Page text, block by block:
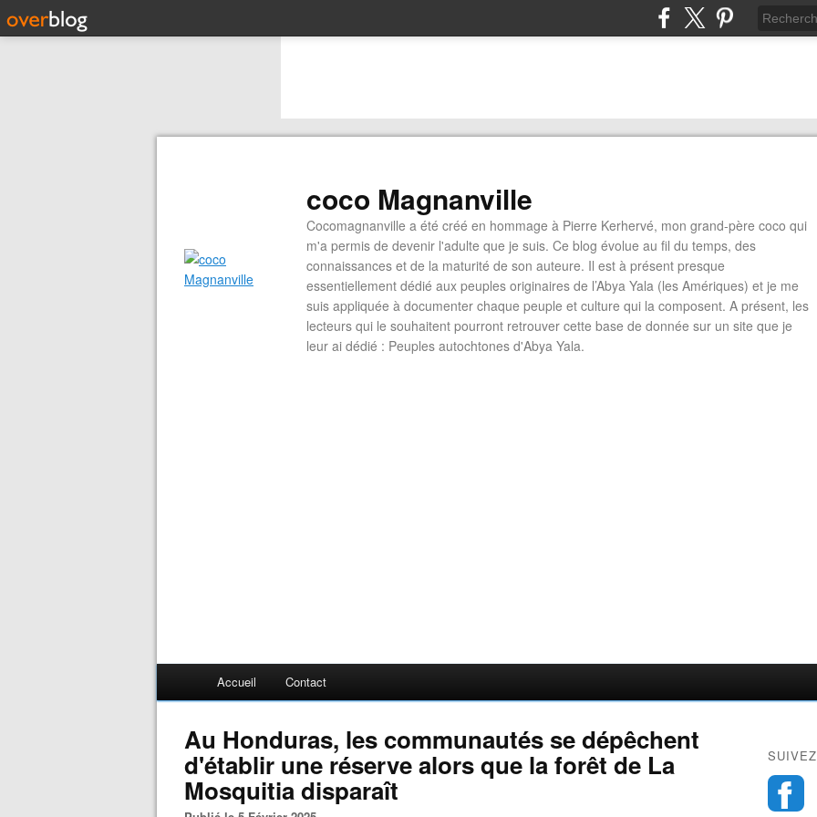
coco Magnanville
Cocomagnanville a été créé en hommage à Pierre Kerhervé, mon grand-père coco qui
m'a permis de devenir l'adulte que je suis. Ce blog évolue au fil du temps, des
connaissances et de la maturité de son auteure. Il est à présent presque
essentiellement dédié aux peuples originaires de l’Abya Yala (les Amériques) et je me
suis appliquée à documenter chaque peuple et culture qui la composent. A présent, les
lecteurs qui le souhaitent pourront retrouver cette base de donnée sur un site que je
leur ai dédié : Peuples autochtones d'Abya Yala.
Accueil Contact
Au Honduras, les communautés se dépêchent
d'établir une réserve alors que la forêt de La
Mosquitia disparaît